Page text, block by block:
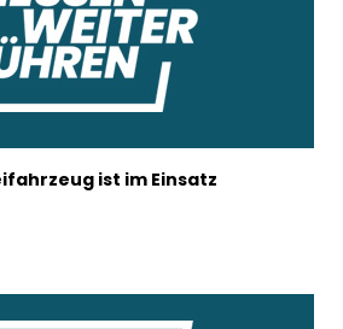
ist im Einsatz